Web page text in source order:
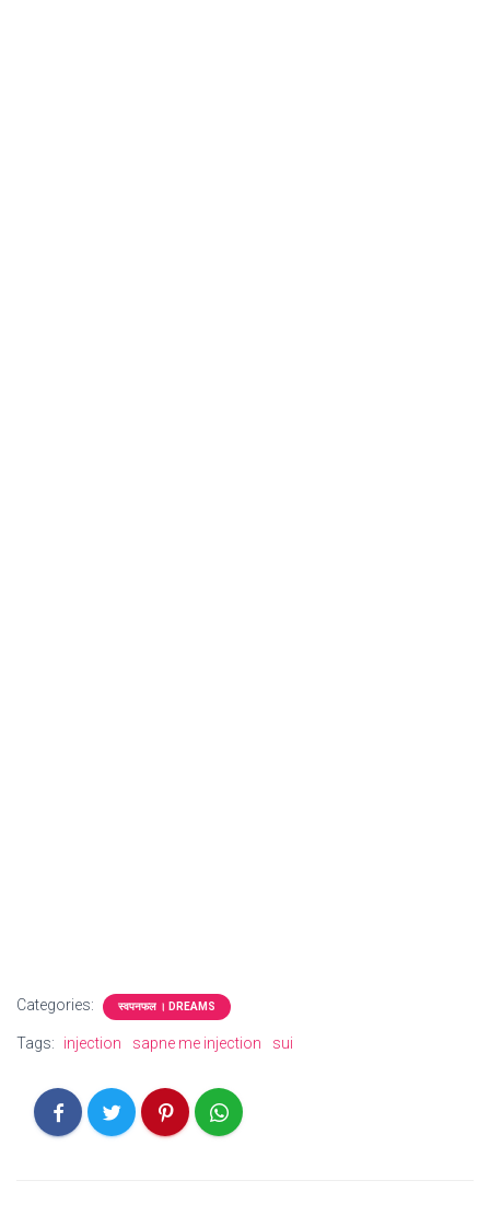
Categories: स्वपनफल । DREAMS
Tags: injection sapne me injection sui